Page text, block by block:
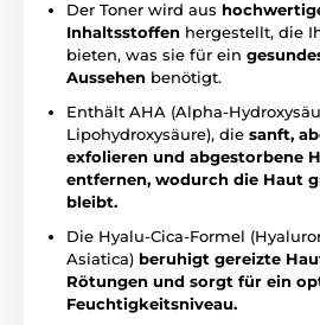
Der Toner wird aus
Inhaltsstoffen hergestellt, die
bieten, was sie für ein
Aussehen benötigt.
Enthält AHA (Alpha-
Lipohydroxysäure), die sanft,
exfolieren und abgestorbene
entfernen, wodurch die Haut
bleibt.
Die Hyalu-Cica-Formel
Asiatica) beruhigt gereizte
Rötungen und sorgt für ein
Feuchtigkeitsniveau.